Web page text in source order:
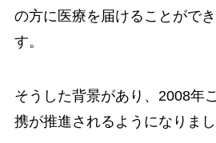
の方に医療を届けることがで
す。
そうした背景があり、2008年
携が推進されるようになりまし